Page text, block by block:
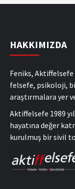
HAKKIMIZDA
Feniks,
felsefe, psikoloji,
araştırmalara yer
Aktiffelsefe 1989
hayatına değer
kurulmuş bir sivil